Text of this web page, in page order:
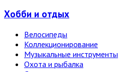
Хобби и отдых
Велосипеды
Коллекционирование
Музыкальные инструменты
Охота и рыбалка